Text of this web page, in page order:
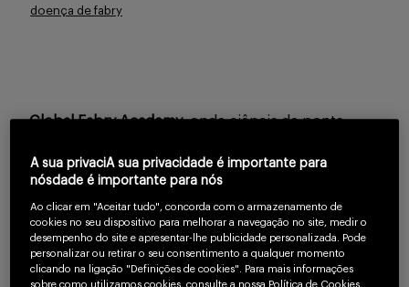
Serviços
Sobre
doença de fabry
Global Fabry Academy,onde ciência de ponta
referências internacionais discutindo sobre o
tratamento e o futuro da Doença de Fabry.
Pesquisas inovadoras apresentadas por
A sua privaciA sua privacidade é importante para
nósdade é importante para nós
Ao clicar em "Aceitar tudo", concorda com o armazenamento de
cookies no seu dispositivo para melhorar a navegação no site, medir o
desempenho do site e apresentar-lhe publicidade personalizada. Pode
personalizar ou retirar o seu consentimento a qualquer momento
clicando na ligação "Definições de cookies". Para mais informações
sobre como utilizamos cookies, consulte a nossa Política de Cookies,